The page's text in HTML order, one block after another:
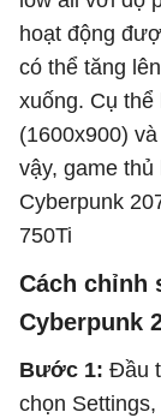
hoạt động
có thể tăng
xuống. Cụ
(1600x900)
vậy, game
Cyberpunk
750Ti
Cách chỉnh
Cyberpunk
Bước 1: Đầu
chọn